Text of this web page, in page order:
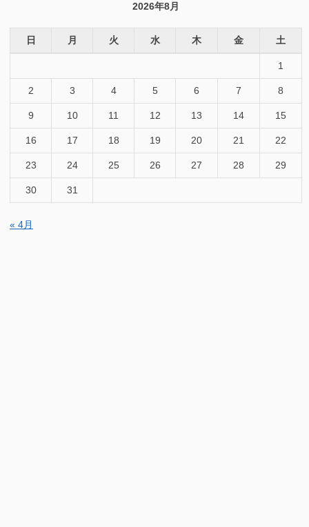
2026年8月
日 月 火 水 木 金 土
1
2 3 4 5 6 7 8
9 10 11 12 13 14 15
16 17 18 19 20 21 22
23 24 25 26 27 28 29
30 31
« 4月